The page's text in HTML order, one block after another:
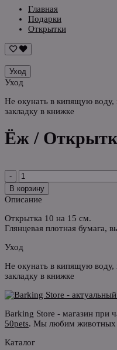
Главная
Подарки
Открытки
Уход
Уход
Не окунать в кипящую воду,
закладку в книжке
Ёж /
-
В корзину
Описание
Открытка 10 на 15 см.
Глянцевая плотная бумага,
Уход
Не окунать в кипящую воду,
закладку в книжке
Barking Store - магазин при
50pets. Мы любим животных
Каталог